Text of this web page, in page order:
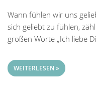
Wann fühlen wir uns
sich geliebt zu fühlen,
großen Worte „Ich liebe
WEITERLESEN »